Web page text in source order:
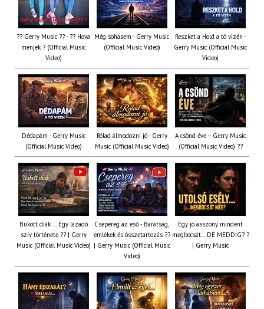
?? Gerry Music ?? - ?? Hova
menjek ? (Official Music
Video)
Még sohasem - Gerry Music
(Official Music Video)
Reszket a Hold a tó vizén -
Gerry Music (Official Music
Video)
Dédapám - Gerry Music
(Official Music Video)
Rólad álmodozni jó - Gerry
Music (Official Music Video)
A csönd éve – Gerry Music
(Official Music Video) ??
Bukott diák ... Egy lázadó
szív története ?? | Gerry
Music (Official Music Video)
Csepereg az eső - Barátság,
emlékek és összetartozás ?️?
| Gerry Music (Official Music
Video)
Egy jó asszony mindent
megbocsát… DE MEDDIG? ?
| Gerry Music